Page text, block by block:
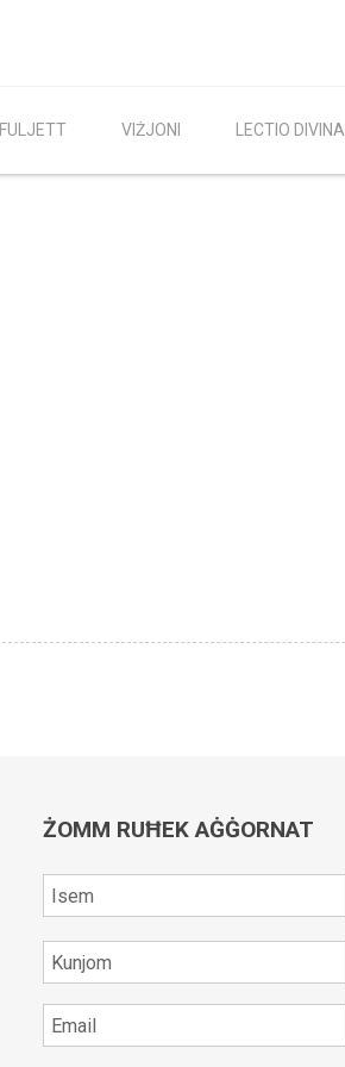
FULJETT VIŻJONI LECTIO DIVINA
ŻOMM RUĦEK AĠĠORNAT